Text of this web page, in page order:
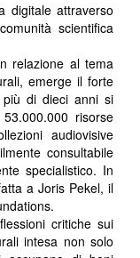
digitale attraverso
scientifica
relazione al tema
emerge il forte
più di dieci anni si
risorse
audiovisive
consultabile
specialistico. In
a Joris Pekel, il
critiche sui
intesa non solo